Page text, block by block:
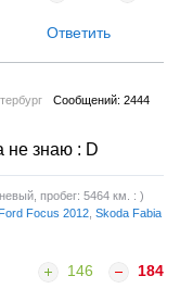
Ответить
Сообщений: 2444
не знаю : D
пробег: 5464 км. : )
Ford Focus 2012 Skoda Fabia
146 184